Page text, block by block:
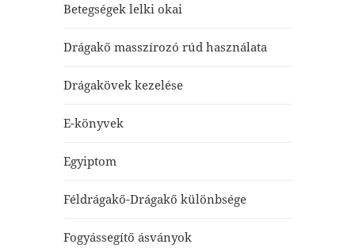
Betegségek lelki okai
Drágakő masszírozó rúd használata
Drágakövek kezelése
E-könyvek
Egyiptom
Féldrágakő-Drágakő különbsége
Fogyássegítő ásványok